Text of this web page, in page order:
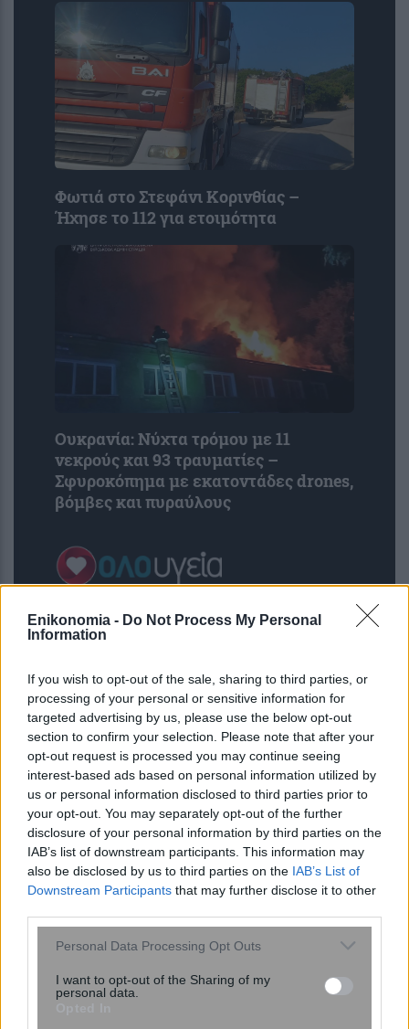
Enikonomia - Do Not Process My Personal
Information
If you wish to opt-out of the sale, sharing to third parties, or
processing of your personal or sensitive information for
targeted advertising by us, please use the below opt-out
section to confirm your selection. Please note that after your
opt-out request is processed you may continue seeing
interest-based ads based on personal information utilized by
us or personal information disclosed to third parties prior to
your opt-out. You may separately opt-out of the further
disclosure of your personal information by third parties on the
IAB’s list of downstream participants. This information may
also be disclosed by us to third parties on the IAB’s List of
Downstream Participants that may further disclose it to other
Please note that this website/app uses one or more Google
not limited to your visit or usage behaviour. You may click to
grant or deny consent to Google and its third-party tags to
Personal Data Processing Opt Outs
I want to opt-out of the Sharing of my
personal data.
Φωτιά στο Στεφάνι Κορινθίας –
Ήχησε το 112 για ετοιμότητα
Ουκρανία: Νύχτα τρόμου με 11
νεκρούς και 93 τραυματίες –
Σφυροκόπημα με εκατοντάδες drones,
βόμβες και πυραύλους
ΙΣΑ για έξαρση του ιού του Δυτικού
Νείλου στην Αττική: Ζητά άμεση
εντατικοποίηση των μέτρων κατά των
κουνουπιών